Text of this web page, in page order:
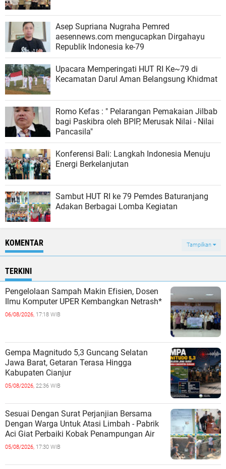
Asep Supriana Nugraha Pemred
aesennews.com mengucapkan Dirgahayu
Republik Indonesia ke-79
Upacara Memperingati HUT RI Ke~79 di
Kecamatan Darul Aman Belangsung Khidmat
Romo Kefas : " Pelarangan Pemakaian Jilbab
bagi Paskibra oleh BPIP, Merusak Nilai - Nilai
Pancasila"
Konferensi Bali: Langkah Indonesia Menuju
Energi Berkelanjutan
Sambut HUT RI ke 79 Pemdes Baturanjang
Adakan Berbagai Lomba Kegiatan
KOMENTAR Tampilkan
TERKINI
Pengelolaan Sampah Makin Efisien, Dosen
Ilmu Komputer UPER Kembangkan Netrash*
06/08/2026, 17:18 WIB
Gempa Magnitudo 5,3 Guncang Selatan
Jawa Barat, Getaran Terasa Hingga
Kabupaten Cianjur
05/08/2026, 22:36 WIB
Sesuai Dengan Surat Perjanjian Bersama
Dengan Warga Untuk Atasi Limbah - Pabrik
Aci Giat Perbaiki Kobak Penampungan Air
05/08/2026, 17:30 WIB